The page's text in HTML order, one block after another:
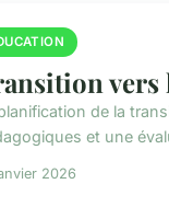
vers
de la
et une
2026